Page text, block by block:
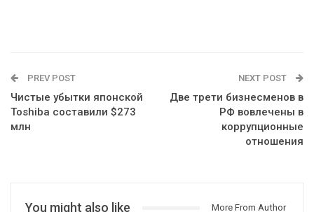
PREV POST
Чистые убытки японской
Toshiba составили $273
млн
NEXT POST
Две трети бизнесменов в
РФ вовлечены в
коррупционные
отношения
You might also like More From Author